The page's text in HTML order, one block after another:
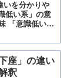
いを分かりや
低い系」の意
「意識低い
座」の違い
釈